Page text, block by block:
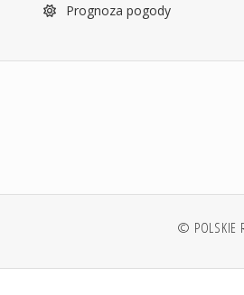
Prognoza pogody
© POLSKIE